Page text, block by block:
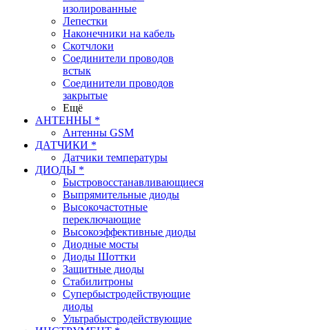
изолированные
Лепестки
Наконечники на кабель
Скотчлоки
Соединители проводов
встык
Соединители проводов
закрытые
Ещё
АНТЕННЫ *
Антенны GSM
ДАТЧИКИ *
Датчики температуры
ДИОДЫ *
Быстровосстанавливающиеся
Выпрямительные диоды
Высокочастотные
переключающие
Высокоэффективные диоды
Диодные мосты
Диоды Шоттки
Защитные диоды
Стабилитроны
Супербыстродействующие
диоды
Ультрабыстродействующие